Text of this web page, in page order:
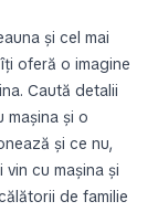
și cel mai
oferă o imagine
Caută detalii
mașina și o
și ce nu,
cu mașina și
de familie